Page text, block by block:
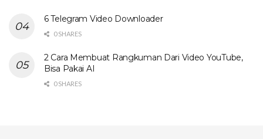
6 Telegram Video Downloader
0 SHARES
2 Cara Membuat Rangkuman Dari Video YouTube,
Bisa Pakai AI
0 SHARES